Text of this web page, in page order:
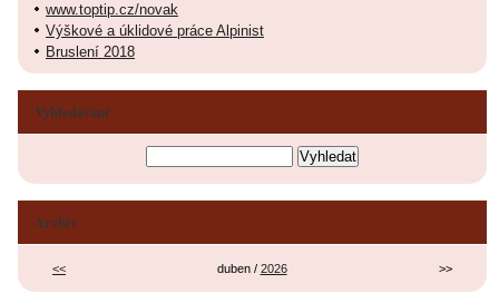
www.toptip.cz/novak
Výškové a úklidové práce Alpinist
Bruslení 2018
Vyhledávání
Archiv
<< duben / 2026 >>